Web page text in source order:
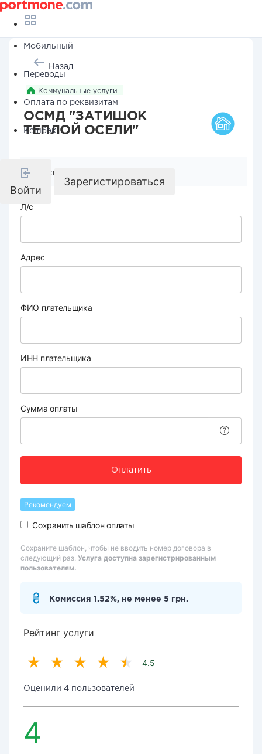
Мобильный
Переводы
Оплата по реквизитам
Кешбэк
Войти
Зарегистироваться
Назад
Коммунальные услуги
ОСМД "ЗАТИШОК
ТЕПЛОЙ ОСЕЛИ"
Реквизиты компании
Л/с
Адрес
ФИО плательщика
ИНН плательщика
Сумма оплаты
Оплатить
Рекомендуем
Сохранить шаблон оплаты
Сохраните шаблон, чтобы не вводить номер договора в
следующий раз. Услуга доступна зарегистрированным
пользователям.
Комиссия 1.52%, не менее 5 грн.
Рейтинг услуги
4.5
Оценили 4 пользователей
4